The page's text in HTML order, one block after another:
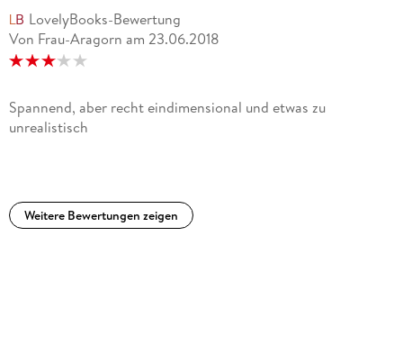
versucht zu überzeugen und noch 50 weitere Seiten gelesen.
Leider hat es mich dann immer noch nicht mitgenommen.
Habe es dann auch bei Seite 150 abgebrochen. Schade, für
LovelyBooks-Bewertung
Von Frau-Aragorn am 23.06.2018
Spannend, aber recht eindimensional und etwas zu
unrealistisch
Weitere Bewertungen zeigen